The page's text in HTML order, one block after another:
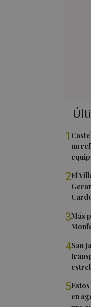
1
un
2El
3Más
4San
5
en